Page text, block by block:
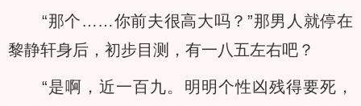
“那个……你前夫很高大吗？”那男人就停在
黎静轩身后，初步目测，有一八五左右吧？
“是啊，近一百九。明明个性凶残得要死，